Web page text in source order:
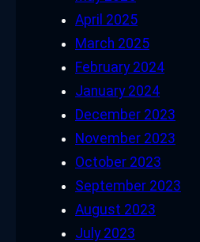
April 2025
March 2025
February 2024
January 2024
December 2023
November 2023
October 2023
September 2023
August 2023
July 2023